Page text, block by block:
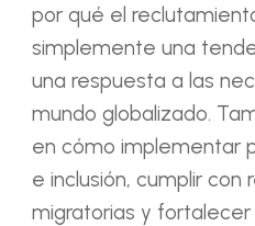
por qué el
simplemente una
una respuesta a las
mundo globalizado.
en cómo implementar
e inclusión, cumplir con
migratorias y fortalecer